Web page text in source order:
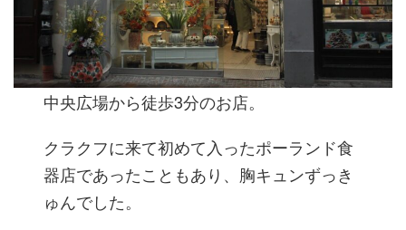
中央広場から徒歩3分のお店。
クラクフに来て初めて入ったポーランド食
器店であったこともあり、胸キュンずっき
ゅんでした。